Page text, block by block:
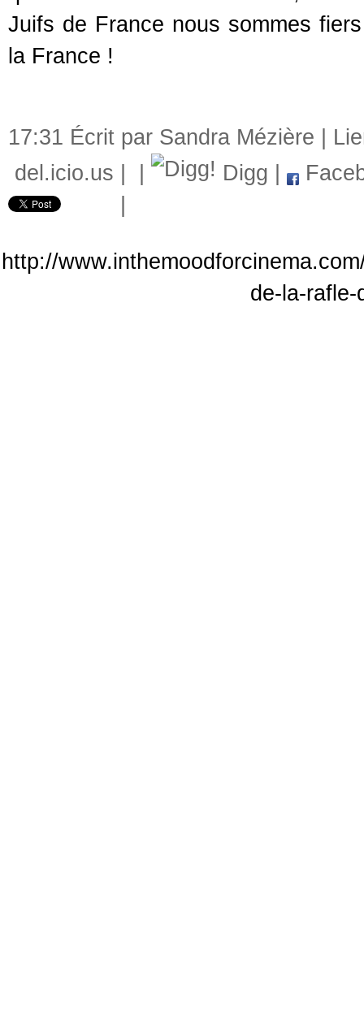
Juifs de France nous sommes
la France !
17:31 Écrit par Sandra Mézière |
del.icio.us
Digg
http://
de-la-